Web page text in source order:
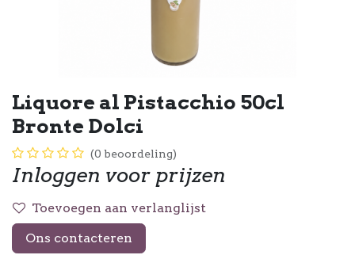
Liquore al Pistacchio 50cl
Bronte Dolci
(0 beoordeling)
Inloggen voor prijzen
Toevoegen aan verlanglijst
Ons contacteren